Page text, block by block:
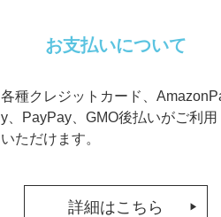
お支払いについて
各種クレジットカード、
y、PayPay、GMO後払いがご利用
いただけます。
詳細はこちら